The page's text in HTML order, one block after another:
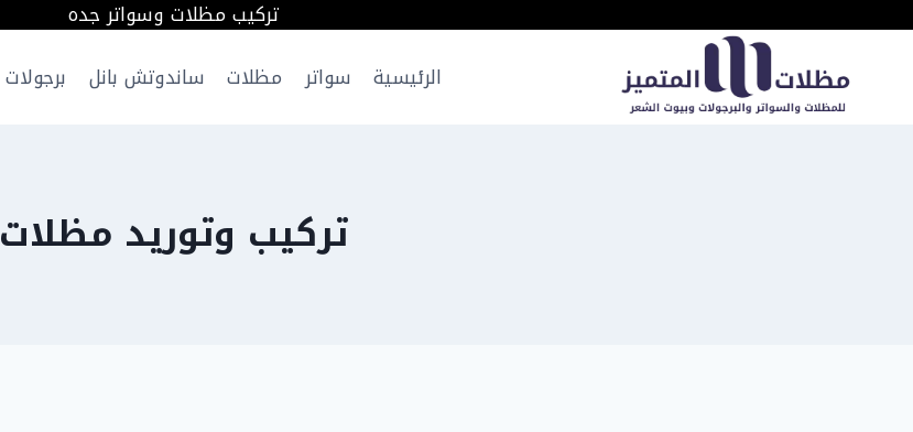
المحتوى
تركيب مظلات وسواتر جده
الرئيسية
سواتر مظلات ساندوتش بانل برجولات
تركيب وتوريد مظلات